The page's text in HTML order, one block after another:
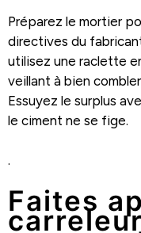
Préparez le mortier
directives du
utilisez une raclette
veillant à bien
Essuyez le surplus
le ciment ne se fige.
.
Faites